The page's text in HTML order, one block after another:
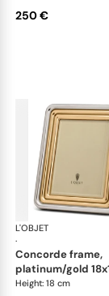
250 €
L'OBJET
·
concorde frame,
platinum/gold
Height: 18 cm